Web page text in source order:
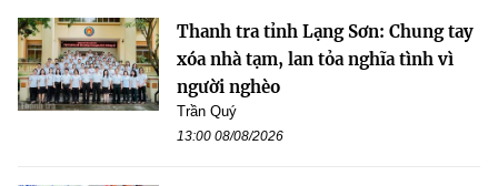
Thanh tra tỉnh Lạng Sơn: Chung tay
xóa nhà tạm, lan tỏa nghĩa tình vì
người nghèo
Trần Quý
13:00 08/08/2026